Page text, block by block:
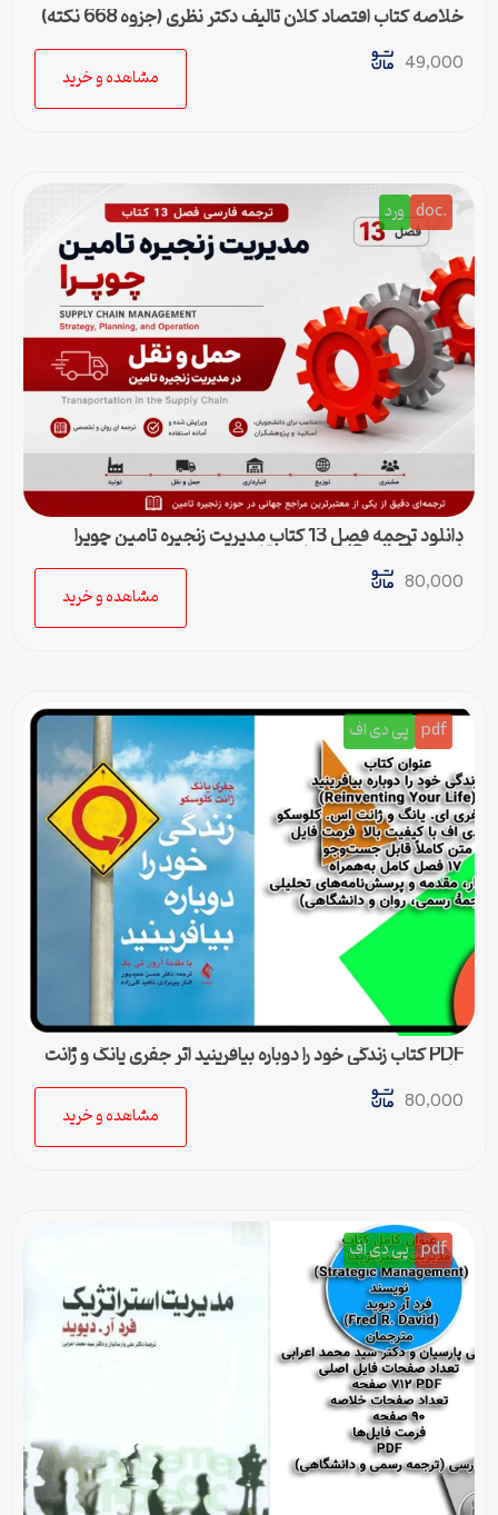
خلاصه کتاب اقتصاد کلان تالیف دکتر نظری (جزوه 668 نکته)
49,000
مشاهده و خرید
.doc ورد
دانلود ترجمه فصل 13 کتاب مدیریت زنجیره تامین چوپرا
(Sunil Chopra) | حمل و نقل در زنجیره تامین
80,000
مشاهده و خرید
pdf پی دی اف
PDF کتاب زندگی خود را دوباره بیافرینید اثر جفری یانگ و ژانت
کلوسکو
80,000
مشاهده و خرید
pdf پی دی اف